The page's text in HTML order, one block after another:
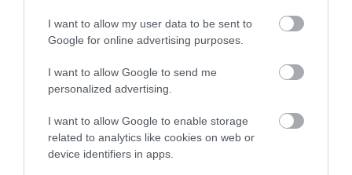
I want to allow my user data to be sent to
Google for online advertising purposes.
I want to allow Google to send me
personalized advertising.
I want to allow Google to enable storage
related to analytics like cookies on web or
device identifiers in apps.
ma.hu legfrissebb hírei:
Árpádot
Magyar Péter: átfogó energiafejlesztési tervet fogadott el a
kormány